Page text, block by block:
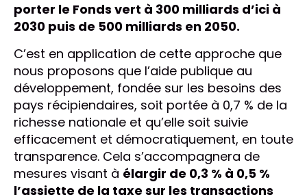
porter le Fonds vert à 300 milliards d’ici à
2030 puis de 500 milliards en 2050.
C’est en application de cette approche que
nous proposons que l’aide publique au
développement, fondée sur les besoins des
pays récipiendaires, soit portée à 0,7 % de la
richesse nationale et qu’elle soit suivie
efficacement et démocratiquement, en toute
transparence. Cela s’accompagnera de
mesures visant à élargir de 0,3 % à 0,5 %
l’assiette de la taxe sur les transactions